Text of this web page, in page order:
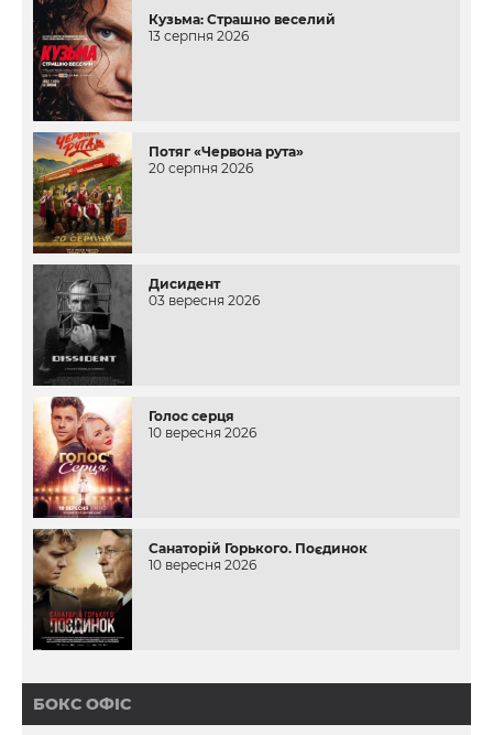
Кузьма: Страшно веселий
13 серпня 2026
Потяг «Червона рута»
20 серпня 2026
Дисидент
03 вересня 2026
Голос серця
10 вересня 2026
Санаторій Горького. Поєдинок
10 вересня 2026
БОКС ОФІС